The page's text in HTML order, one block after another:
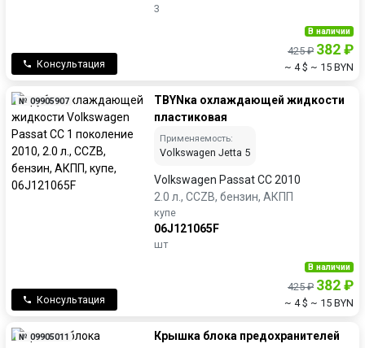
3
Консультация
В наличии
425 ₽ 382 ₽
~ 4 $ ~ 15 BYN
№ 09905907
ТBYNка охлаждающей жидкости
пластиковая
Применяемость:
Volkswagen Jetta 5
Volkswagen Passat CC 2010
2.0 л., CCZB, бензин, АКПП
купе
06J121065F
шт
Консультация
В наличии
425 ₽ 382 ₽
~ 4 $ ~ 15 BYN
№ 09905011
Крышка блока предохранителей